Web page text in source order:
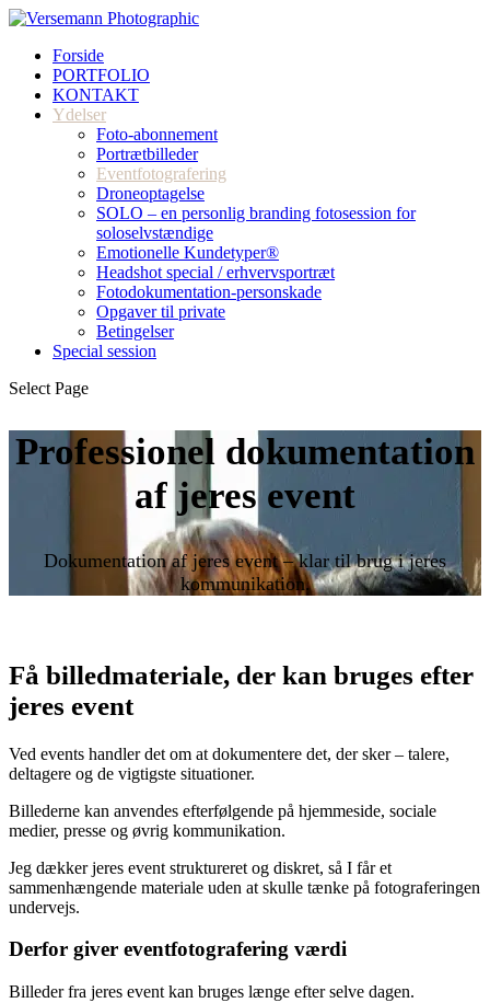
Forside
PORTFOLIO
KONTAKT
Ydelser
Foto-abonnement
Portrætbilleder
Eventfotografering
Droneoptagelse
SOLO – en personlig branding fotosession for
soloselvstændige
Emotionelle Kundetyper®
Headshot special / erhvervsportræt
Fotodokumentation-personskade
Opgaver til private
Betingelser
Special session
Select Page
Professionel dokumentation
af jeres event
Dokumentation af jeres event – klar til brug i jeres
kommunikation.
Få billedmateriale, der kan bruges efter
jeres event
Ved events handler det om at dokumentere det, der sker – talere,
deltagere og de vigtigste situationer.
Billederne kan anvendes efterfølgende på hjemmeside, sociale
medier, presse og øvrig kommunikation.
Jeg dækker jeres event struktureret og diskret, så I får et
sammenhængende materiale uden at skulle tænke på fotograferingen
undervejs.
Derfor giver eventfotografering værdi
Billeder fra jeres event kan bruges længe efter selve dagen.